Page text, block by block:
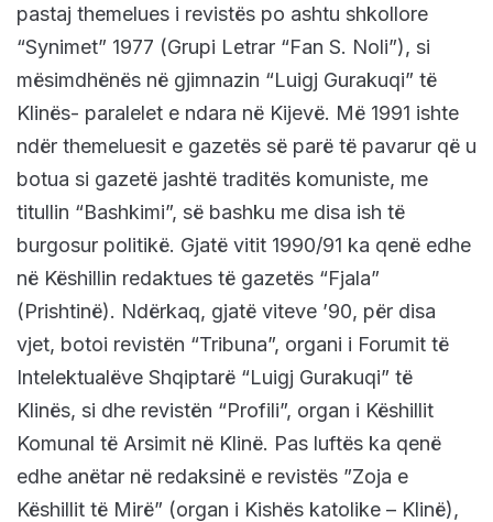
pastaj themelues i revistës po ashtu shkollore
“Synimet” 1977 (Grupi Letrar “Fan S. Noli”), si
mësimdhënës në gjimnazin “Luigj Gurakuqi” të
Klinës- paralelet e ndara në Kijevë. Më 1991 ishte
ndër themeluesit e gazetës së parë të pavarur që u
botua si gazetë jashtë traditës komuniste, me
titullin “Bashkimi”, së bashku me disa ish të
burgosur politikë. Gjatë vitit 1990/91 ka qenë edhe
në Këshillin redaktues të gazetës “Fjala”
(Prishtinë). Ndërkaq, gjatë viteve ’90, për disa
vjet, botoi revistën “Tribuna”, organi i Forumit të
Intelektualëve Shqiptarë “Luigj Gurakuqi” të
Klinës, si dhe revistën “Profili”, organ i Këshillit
Komunal të Arsimit në Klinë. Pas luftës ka qenë
edhe anëtar në redaksinë e revistës ”Zoja e
Këshillit të Mirë” (organ i Kishës katolike – Klinë),